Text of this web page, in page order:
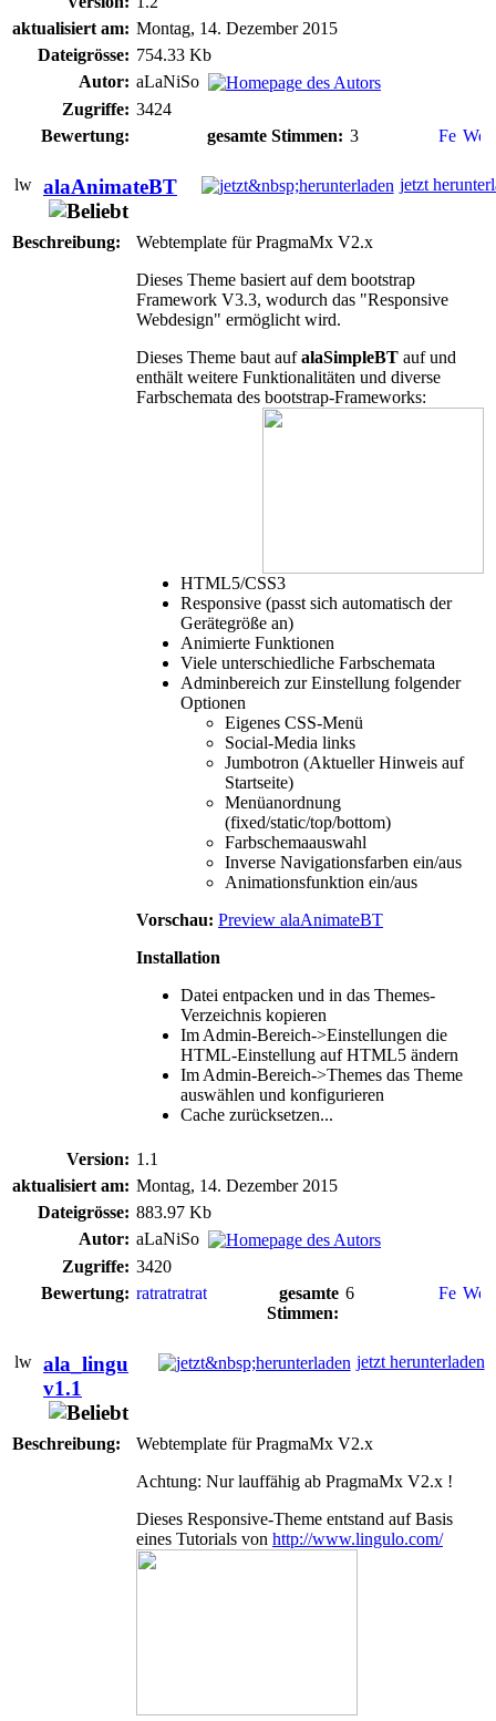
aktualisiert am: Montag, 14. Dezember 2015
Dateigrösse: 754.33 Kb
Autor: aLaNiSo
Zugriffe: 3424
Bewertung:
gesamte Stimmen: 3
alaAnimateBT jetzt
Beschreibung:
Webtemplate für PragmaMx V2.x
Dieses Theme basiert auf dem bootstrap
Framework V3.3, wodurch das "Responsive
Webdesign" ermöglicht wird.
Dieses Theme baut aufalaSimpleBT auf und
enthält weitere Funktionalitäten und diverse
Farbschemata des bootstrap-Frameworks:
HTML5/CSS3
Responsive (passt sich automatisch der
Gerätegröße an)
Animierte Funktionen
Viele unterschiedliche Farbschemata
Adminbereich zur Einstellung folgender
Optionen
Eigenes CSS-Menü
Social-Media links
Jumbotron (Aktueller Hinweis auf
Startseite)
Menüanordnung
(fixed/static/top/bottom)
Farbschemaauswahl
Inverse Navigationsfarben ein/aus
Animationsfunktion ein/aus
Vorschau: Preview alaAnimateBT
Installation
Datei entpacken und in das Themes-
Verzeichnis kopieren
Im Admin-Bereich->Einstellungen die
HTML-Einstellung auf HTML5 ändern
Im Admin-Bereich->Themes das Theme
auswählen und konfigurieren
Cache zurücksetzen...
Version: 1.1
aktualisiert am: Montag, 14. Dezember 2015
Dateigrösse: 883.97 Kb
Autor: aLaNiSo
Zugriffe: 3420
Bewertung:
gesamte
Stimmen:
6
ala_lingu
v1.1
jetzt herunterladen
Beschreibung:
Webtemplate für PragmaMx V2.x
Achtung: Nur lauffähig ab PragmaMx V2.x !
Dieses Responsive-Theme entstand auf Basis
eines Tutorials von http://www.lingulo.com/